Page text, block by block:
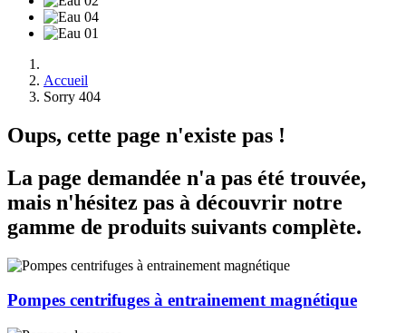
Accueil
Sorry 404
Oups, cette page n'existe pas !
La page demandée n'a pas été trouvée,
mais n'hésitez pas à découvrir notre
gamme de produits suivants complète.
Pompes centrifuges à entrainement magnétique